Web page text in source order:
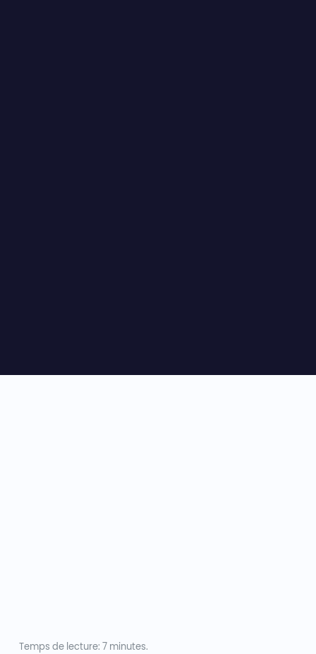
Temps de lecture: 7 minutes.